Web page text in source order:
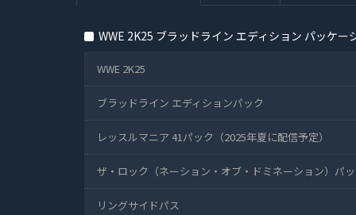
WWE 2K25 ブラッドライン エディション パッケー
WWE 2K25
ブラッドライン エディションパック
レッスルマニア 41パック（2025年夏に配信予定）
ザ・ロック（ネーション・オブ・ドミネーション）パ
リングサイドパス